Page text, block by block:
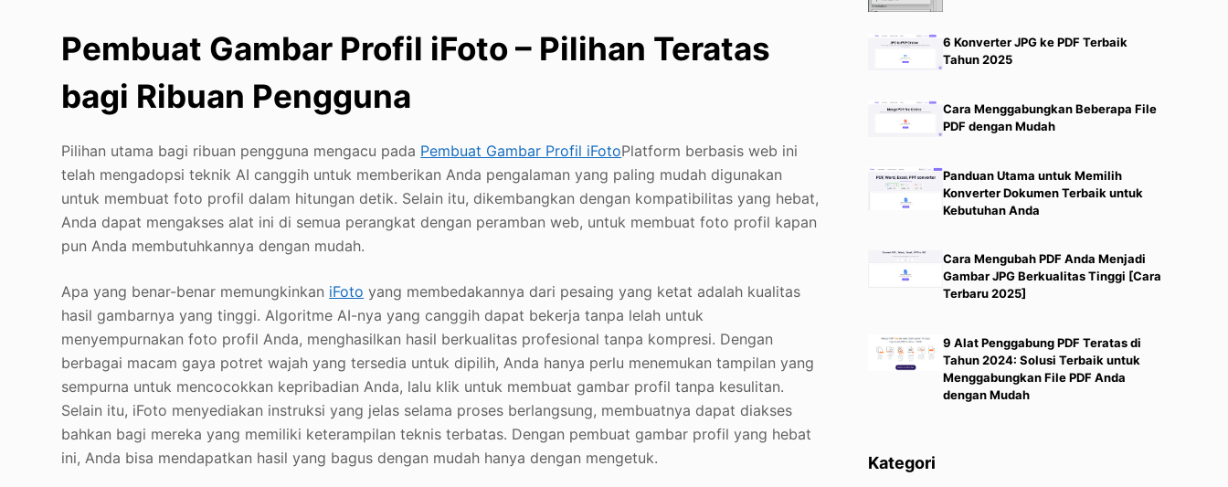
Pembuat Gambar Profil iFoto – Pilihan Teratas
bagi Ribuan Pengguna
Pilihan utama bagi ribuan pengguna mengacu pada Pembuat Gambar Profil iFotoPlatform berbasis web ini
telah mengadopsi teknik AI canggih untuk memberikan Anda pengalaman yang paling mudah digunakan
untuk membuat foto profil dalam hitungan detik. Selain itu, dikembangkan dengan kompatibilitas yang hebat,
Anda dapat mengakses alat ini di semua perangkat dengan peramban web, untuk membuat foto profil kapan
pun Anda membutuhkannya dengan mudah.
Apa yang benar-benar memungkinkan iFoto yang membedakannya dari pesaing yang ketat adalah kualitas
hasil gambarnya yang tinggi. Algoritme AI-nya yang canggih dapat bekerja tanpa lelah untuk
menyempurnakan foto profil Anda, menghasilkan hasil berkualitas profesional tanpa kompresi. Dengan
berbagai macam gaya potret wajah yang tersedia untuk dipilih, Anda hanya perlu menemukan tampilan yang
sempurna untuk mencocokkan kepribadian Anda, lalu klik untuk membuat gambar profil tanpa kesulitan.
Selain itu, iFoto menyediakan instruksi yang jelas selama proses berlangsung, membuatnya dapat diakses
bahkan bagi mereka yang memiliki keterampilan teknis terbatas. Dengan pembuat gambar profil yang hebat
ini, Anda bisa mendapatkan hasil yang bagus dengan mudah hanya dengan mengetuk.
6 Konverter JPG ke PDF Terbaik
Tahun 2025
Cara Menggabungkan Beberapa File
PDF dengan Mudah
Panduan Utama untuk Memilih
Konverter Dokumen Terbaik untuk
Kebutuhan Anda
Cara Mengubah PDF Anda Menjadi
Gambar JPG Berkualitas Tinggi [Cara
Terbaru 2025]
9 Alat Penggabung PDF Teratas di
Tahun 2024: Solusi Terbaik untuk
Menggabungkan File PDF Anda
dengan Mudah
Kategori